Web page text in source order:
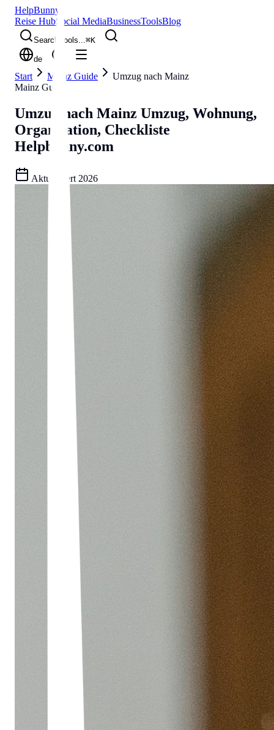
HelpBunny
Reise HubSocial MediaBusinessToolsBlog
Search tools...⌘K
de
Start Mainz Guide
Umzug nach Mainz
Mainz Guide
Umzug nach Mainz Umzug, Wohnung,
Organisation, Checkliste
Helpbunny.com
Aktualisiert 2026